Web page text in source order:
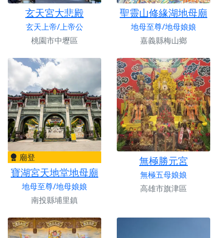
玄天宮大悲殿
玄天上帝/上帝公
桃園市中壢區
聖靈山修緣湖地母廟
地母至尊/地母娘娘
嘉義縣梅山鄉
廟登
寶湖宮天地堂地母廟
地母至尊/地母娘娘
南投縣埔里鎮
無極勝元宮
無極五母娘娘
高雄市旗津區